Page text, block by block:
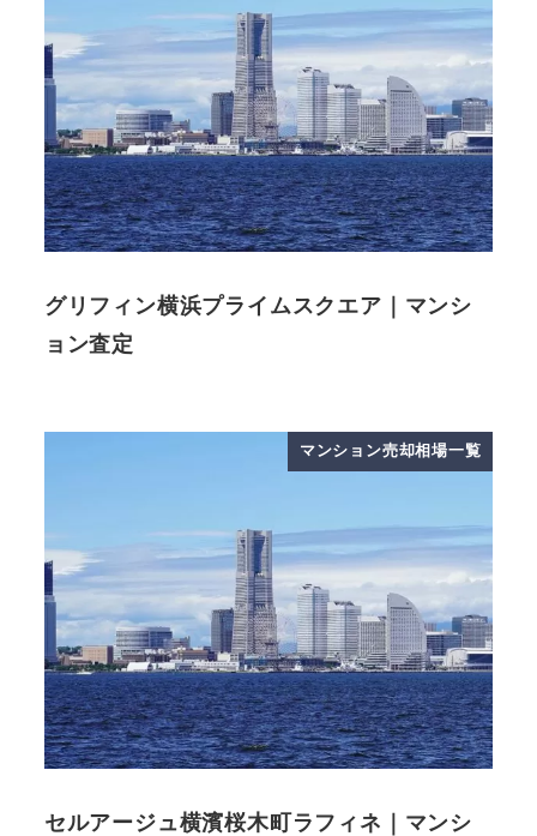
グリフィン横浜プライムスクエア｜マンシ
ョン査定
マンション売却相場一覧
セルアージュ横濱桜木町ラフィネ｜マンシ